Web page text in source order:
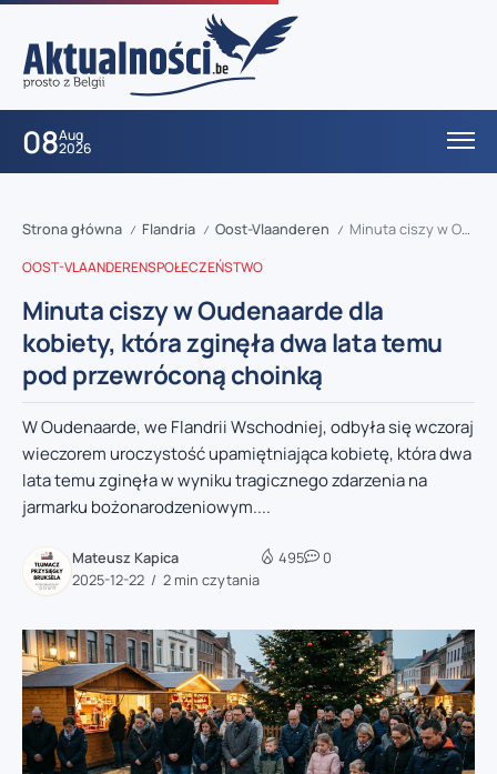
08Aug
2026
Strona główna / Flandria / Oost-Vlaanderen / Minuta ciszy w Oudenaarde dla kobiety, która zginęła dwa lata temu pod przewróconą choinką
OOST-VLAANDERENSPOŁECZEŃSTWO
Minuta ciszy w Oudenaarde dla
kobiety, która zginęła dwa lata temu
pod przewróconą choinką
W Oudenaarde, we Flandrii Wschodniej, odbyła się wczoraj
wieczorem uroczystość upamiętniająca kobietę, która dwa
lata temu zginęła w wyniku tragicznego zdarzenia na
jarmarku bożonarodzeniowym....
Mateusz Kapica
2025-12-22
2 min czytania
495 0